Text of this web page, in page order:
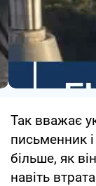
Так вважає
письменник
більше, як
навіть